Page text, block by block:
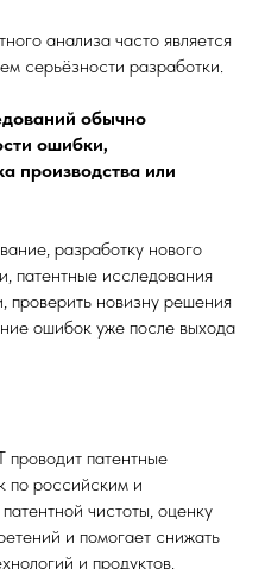
анализа часто является
серьёзности разработки.
обычно
ошибки,
производства или
разработку нового
патентные исследования
проверить новизну решения
ошибок уже после выхода
патентные
по российским и
чистоты, оценку
и помогает снижать
и продуктов.